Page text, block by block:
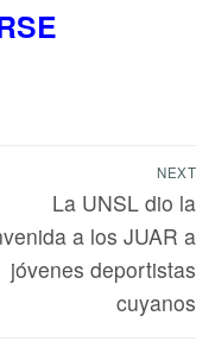
NEXT
La UNSL dio la
a los JUAR a
jóvenes deportistas
cuyanos